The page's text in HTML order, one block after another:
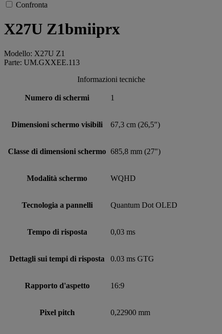
Confronta
X27U Z1bmiiprx
Modello: X27U Z1
Parte: UM.GXXEE.113
Informazioni tecniche
Numero di schermi 1
Dimensioni schermo visibili 67,3 cm (26,5")
Classe di dimensioni schermo 685,8 mm (27")
Modalità schermo WQHD
Tecnologia a pannelli Quantum Dot OLED
Tempo di risposta 0,03 ms
Dettagli sui tempi di risposta 0.03 ms GTG
Rapporto d'aspetto 16:9
Pixel pitch 0,22900 mm